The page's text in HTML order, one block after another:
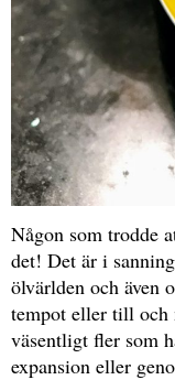
Någon som trodde
det! Det är i
ölvärlden och även
tempot eller till och
väsentligt fler som
expansion eller